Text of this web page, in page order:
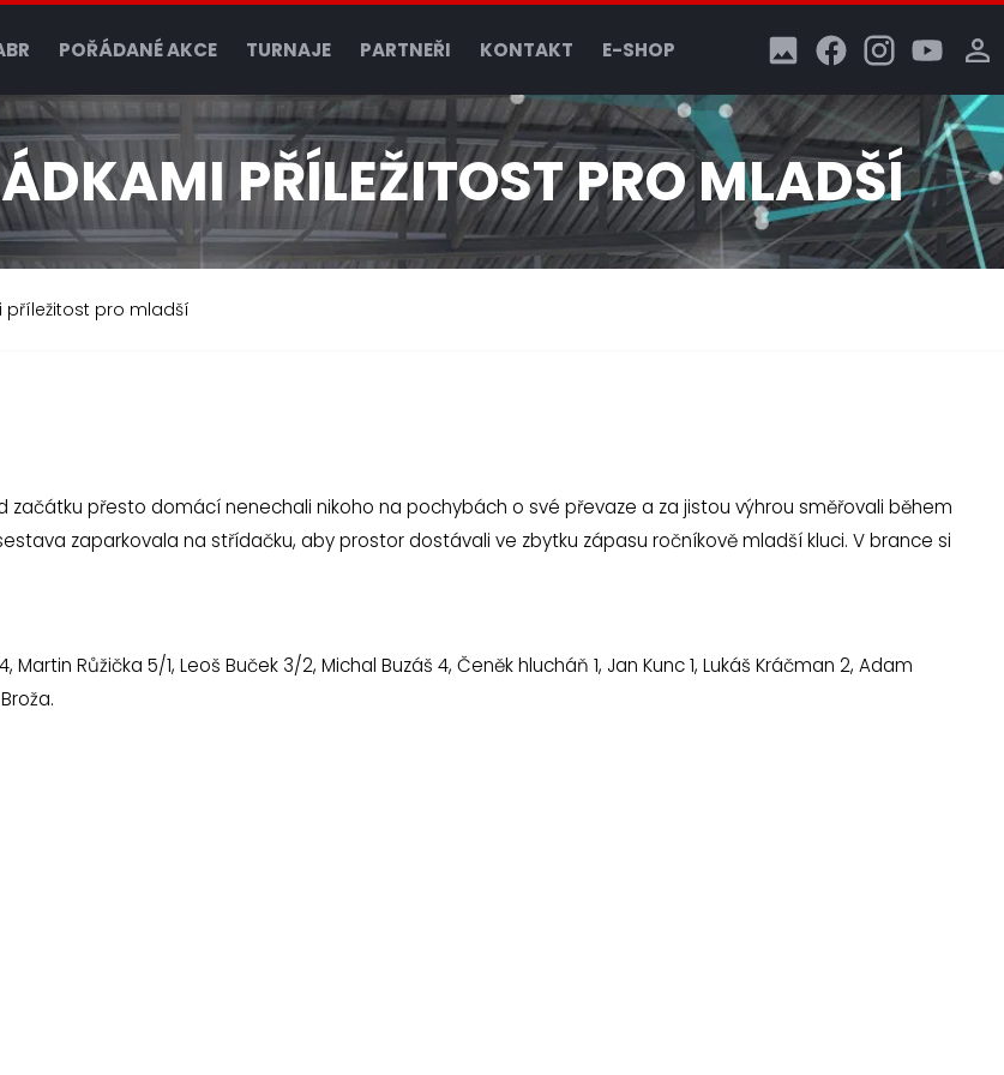
POŘÁDANÉ AKCE TURNAJE PARTNEŘI KONTAKT E-SHOP
PŘÍLEŽITOST PRO MLADŠÍ
příležitost pro mladší
začátku přesto domácí nenechali nikoho na pochybách o své převaze a za jistou výhrou směřovali během
zaparkovala na střídačku, aby prostor dostávali ve zbytku zápasu ročníkově mladší kluci. V brance si
Růžička 5/1, Leoš Buček 3/2, Michal Buzáš 4, Čeněk hlucháň 1, Jan Kunc 1, Lukáš Kráčman 2, Adam